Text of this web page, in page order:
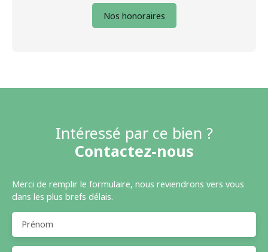
Nos honoraires
Intéressé par ce bien ?
Contactez-nous
Merci de remplir le formulaire, nous reviendrons vers vous
dans les plus brefs délais.
Prénom